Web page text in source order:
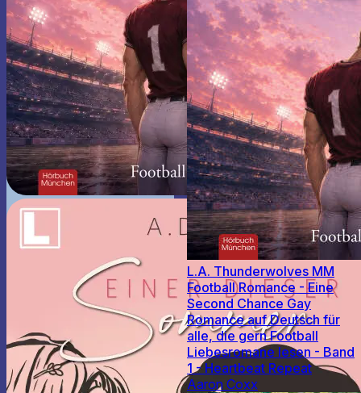
L.A. Thunderwolves MM
Football Romance - Eine
Second Chance Gay
Romance auf Deutsch für
alle, die gern Football
Liebesromane lesen - Band
1 - Heartbeat Repeat
Aaron Coxx